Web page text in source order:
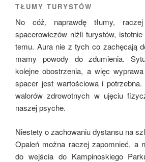
TŁUMY TURYSTÓW
No cóż, naprawdę tłumy,
spacerowiczów niżli turystów,
temu. Aura nie z tych co zachęcają
mamy powody do zdumienia.
kolejne obostrzenia, a więc
spacer jest wartościowa i
walorów zdrowotnych w ujęciu
naszej psyche.
Niestety o zachowaniu dystansu na
Opaleń można raczej zapomnieć, a
do wejścia do Kampinoskiego